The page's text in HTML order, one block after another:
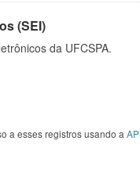
(SEI)
da UFCSPA.
a esses registros usando a